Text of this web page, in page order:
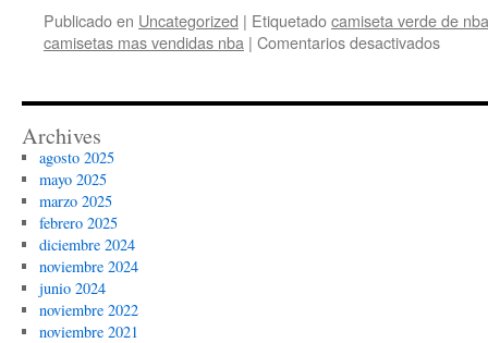
Publicado en Uncategorized | Etiquetadocamiseta verde de nba
camisetas mas vendidas nba | Comentarios desactivadosen
las
Archives
agosto 2025
mayo 2025
marzo 2025
febrero 2025
diciembre 2024
noviembre 2024
junio 2024
noviembre 2022
noviembre 2021